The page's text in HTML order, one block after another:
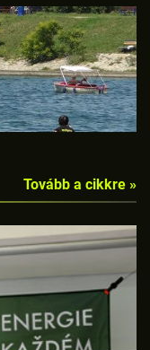
Tovább a cikkre »